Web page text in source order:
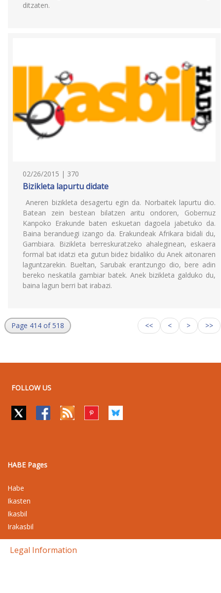
ditzaten.
02/26/2015 | 370
Bizikleta lapurtu didate
Aneren bizikleta desagertu egin da. Norbaitek lapurtu dio.
Batean zein bestean bilatzen aritu ondoren, Gobernuz
Kanpoko Erakunde baten eskuetan dagoela jabetuko da.
Baina beranduegi izango da. Erakundeak Afrikara bidali du,
Gambiara. Bizikleta berreskuratzeko ahaleginean, eskaera
formal bat idatzi eta gutun bidez bidaliko du Anek aitonaren
laguntzarekin. Bueltan, Sarubak erantzungo dio, bere adin
bereko neskatila gambiar batek. Anek bizikleta galduko du,
baina lagun berri bat irabazi.
Page 414 of 518 << < > >>
FOLLOW US
HABE Pages
Habe
Ikasten
Ikasbil
Irakasbil
Legal Information